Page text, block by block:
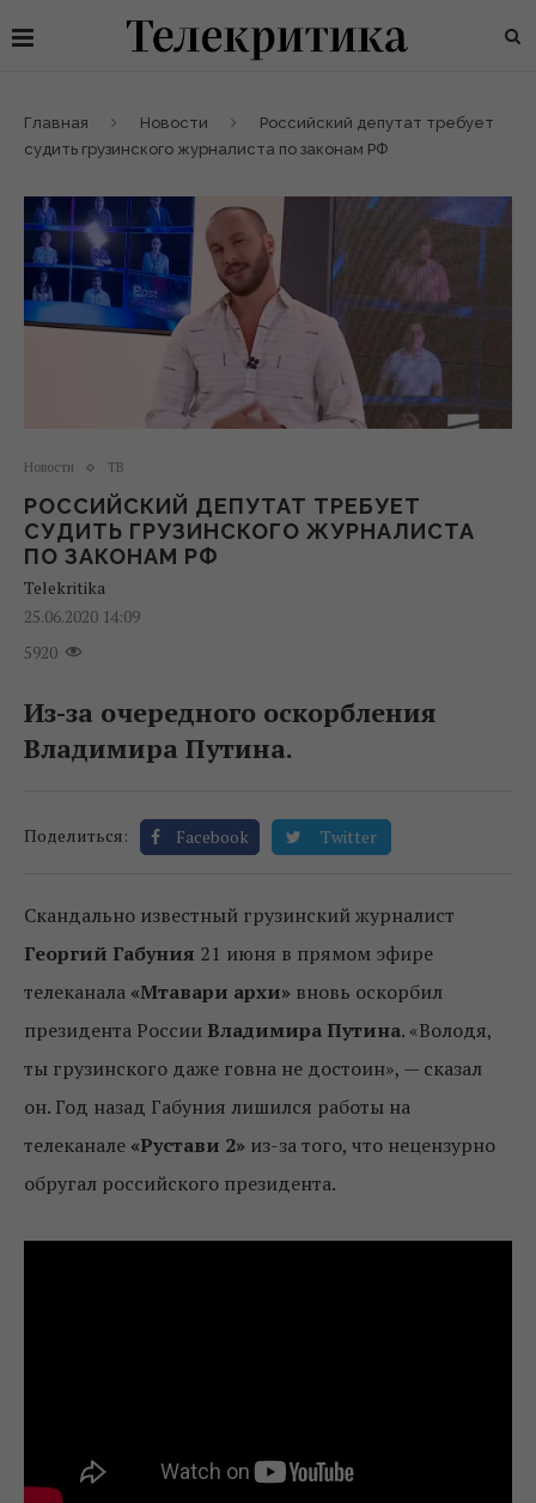
Главная Новости
Российский депутат требует
судить грузинского журналиста по законам РФ
Новости ТВ
РОССИЙСКИЙ ДЕПУТАТ ТРЕБУЕТ
СУДИТЬ ГРУЗИНСКОГО ЖУРНАЛИСТА
ПО ЗАКОНАМ РФ
Telekritika
25.06.2020 14:09
5920
Из-за очередного оскорбления
Владимира Путина.
Поделиться: Facebook Twitter
Скандально известный грузинский журналист
Георгий Габуния 21 июня в прямом эфире
телеканала «Мтавари архи» вновь оскорбил
президента России Владимира Путина. «Володя,
ты грузинского даже говна не достоин», — сказал
он. Год назад Габуния лишился работы на
телеканале «Рустави 2» из-за того, что нецензурно
обругал российского президента.